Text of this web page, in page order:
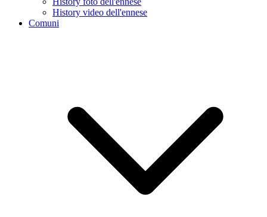
History video dell'ennese
Comuni